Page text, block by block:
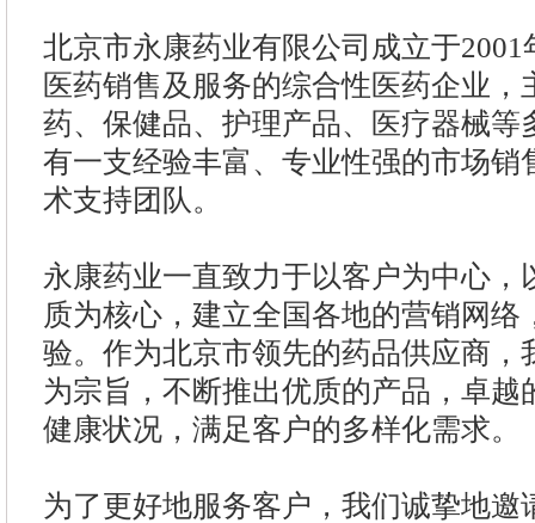
北京市永康药业有限公司成立于
医药销售及服务的综合性医药企业，
药、保健品、护理产品、医疗器械等
有一支经验丰富、专业性强的市场销
术支持团队。
永康药业一直致力于以客户为中心，
质为核心，建立全国各地的营销网络
验。作为北京市领先的药品供应商，
为宗旨，不断推出优质的产品，卓越
健康状况，满足客户的多样化需求。
为了更好地服务客户，我们诚挚地邀